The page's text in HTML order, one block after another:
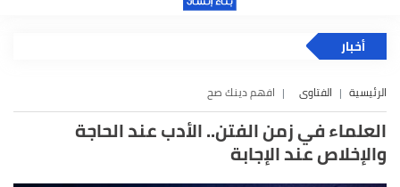
أخبار
الرئيسية الفتاوى افهم دينك صح
العلماء في زمن الفتن.. الأدب عند الحاجة
والإخلاص عند الإجابة